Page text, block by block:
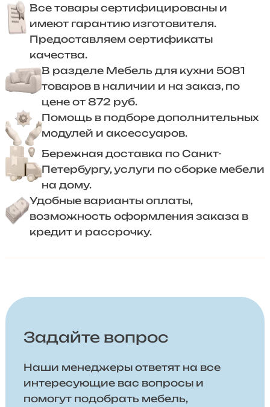
Все товары сертифицированы и
имеют гарантию изготовителя.
Предоставляем сертификаты
качества.
В разделе Мебель для кухни 5081
товаров в наличии и на заказ, по
цене от 872 руб.
Помощь в подборе дополнительных
модулей и аксессуаров.
Бережная доставка по Санкт-
Петербургу, услуги по сборке мебели
на дому.
Удобные варианты оплаты,
возможность оформления заказа в
кредит и рассрочку.
Задайте вопрос
Наши менеджеры ответят на все
интересующие вас вопросы и
помогут подобрать мебель,